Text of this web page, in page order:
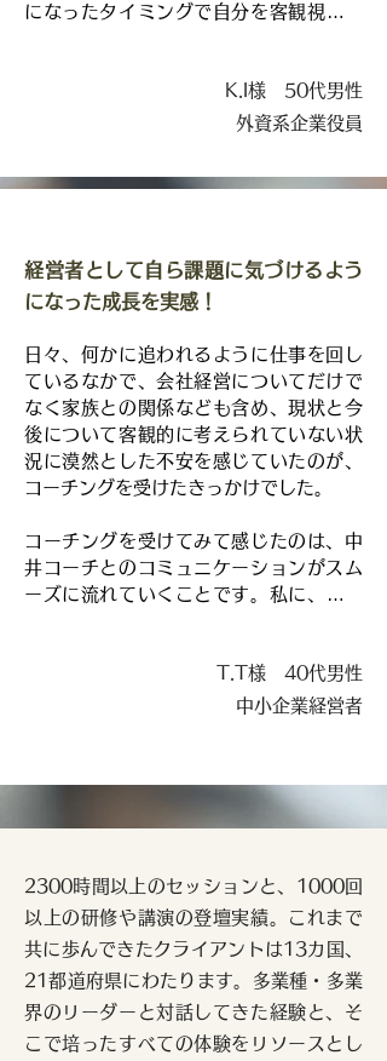
分の想いに向き合うことがなおざりにな
身と向き合うことで「何のために仕事を
い、より自分の向かう未来の方向がクリ
アになることを知りました。
りや怒りは、「実はすべて自分の中に抱
えている問題だった」と、気づけたこと
も非常に大きな価値を感じています。正
直言えば、最初はそのことを受け入れる
のは苦しかったです。しかし、経営者と
して「他人のせいにし続けられない」と
答えを直視して受け入れていこう」とい
う意欲がわき、「頑張ろう！」と思える
瞬間がたくさんあります。
になったタイミングで自分を客観視する
セッションの時間では他者の目から自分
中井さんのセッションを受けていくうち
のままでいいんだ」と心から思えたこと
が大きな価値です。「自分らしさ」につ
いて、頭ではわかっていても実は心から
納得はできていなかったんですよね。
目標とする人とすべてを同じようにする
も、リーダーシップを発揮できることに
気づけました。
響力に気づき、無自覚だった「自分らし
さ」に気づくことができました。
勧めています。これからもよろしくお願
K.I様 50代男性
外資系企業役員
経営者として自ら課題に気づけるよう
になった成長を実感！
日々、何かに追われるように仕事を回し
ているなかで、会社経営についてだけで
なく家族との関係なども含め、現状と今
後について客観的に考えられていない状
況に漠然とした不安を感じていたのが、
コーチングを受けたきっかけでした。
コーチングを受けてみて感じたのは、中
井コーチとのコミュニケーションがスム
ーズに流れていくことです。私に、ちょ
によるフィードバックなど、内容やタイ
ミングがとても心地よく感じています。
になって3年ほどになりました。
コーチングを続けてきて感じるのは、気
ニケーションでは、目の前の悩みや課題
に対して気づくだけでなく、自分がそれ
らの課題に対して、着実に気づけるよう
になっている。つまり成長を感じられる
ようになっています。
私自身が課題解決への道筋をクリアにし
T.T様 40代男性
中小企業経営者
2300時間以上のセッションと、1000回
以上の研修や講演の登壇実績。これまで
共に歩んできたクライアントは13カ国、
21都道府県にわたります。多業種・多業
界のリーダーと対話してきた経験と、そ
こで培ったすべての体験をリソースとし